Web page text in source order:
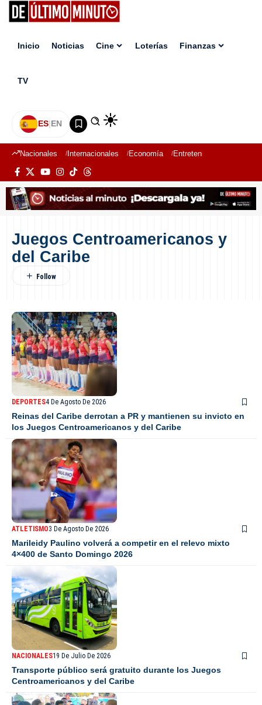
Inicio Noticias Cine Loterías Finanzas
TV
ES|EN
Nacionales Internacionales Economía Entretenimiento
Juegos Centroamericanos y
del Caribe
DEPORTES4 De Agosto De 2026
Reinas del Caribe derrotan a PR y mantienen su invicto en
los Juegos Centroamericanos y del Caribe
ATLETISMO3 De Agosto De 2026
Marileidy Paulino volverá a competir en el relevo mixto
4×400 de Santo Domingo 2026
NACIONALES19 De Julio De 2026
Transporte público será gratuito durante los Juegos
Centroamericanos y del Caribe